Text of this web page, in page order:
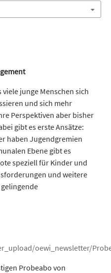
junge Menschen sich
und sich mehr
Perspektiven aber bisher
gibt es erste Ansätze:
haben Jugendgremien
Ebene gibt es
speziell für Kinder und
und weitere
Probeabo von